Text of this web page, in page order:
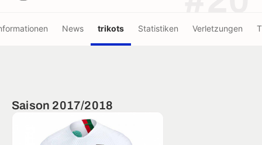
News trikots Statistiken Verletzungen
Saison 2017/2018